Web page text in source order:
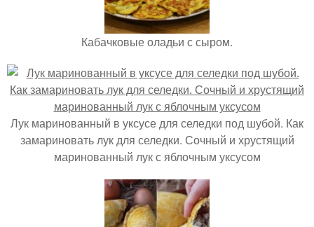
Кабачковые оладьи с сыром.
Лук маринованный в уксусе для селедки под шубой. Как
замариновать лук для селедки. Сочный и хрустящий
маринованный лук с яблочным уксусом